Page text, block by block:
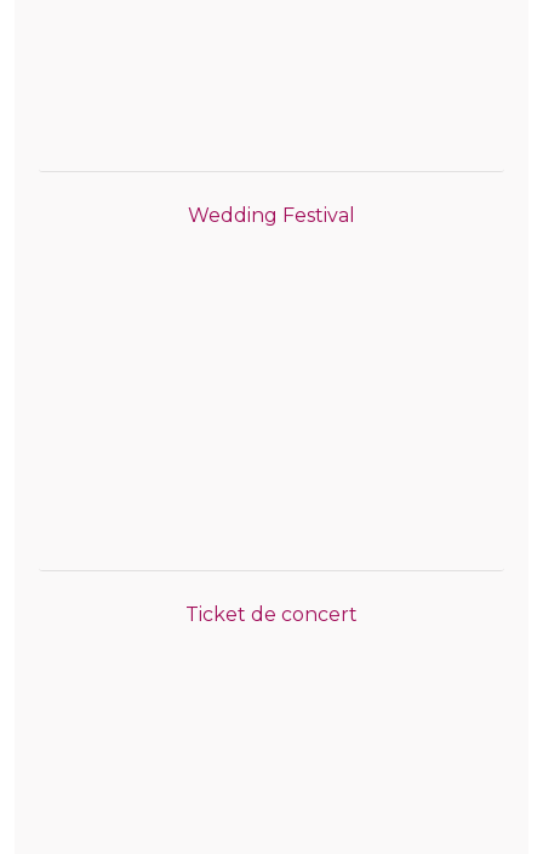
Wedding Festival
Ticket de concert